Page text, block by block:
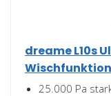
dreame L10s
25.000 Pa